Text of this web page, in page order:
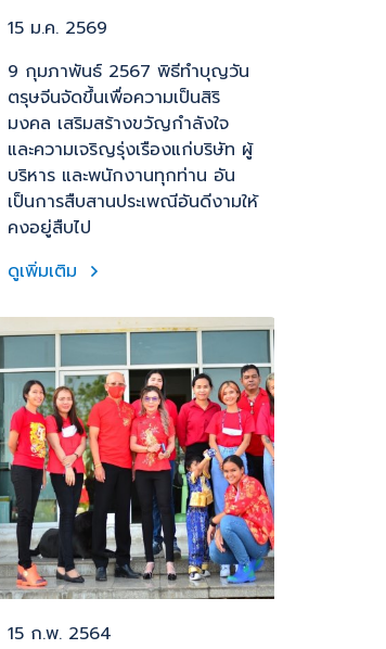
15 ม.ค. 2569
9 กุมภาพันธ์ 2567 พิธีทำบุญวัน
ตรุษจีนจัดขึ้นเพื่อความเป็นสิริ
มงคล เสริมสร้างขวัญกำลังใจ
และความเจริญรุ่งเรืองแก่บริษัท ผู้
บริหาร และพนักงานทุกท่าน อัน
เป็นการสืบสานประเพณีอันดีงามให้
คงอยู่สืบไป
ดูเพิ่มเติม
15 ก.พ. 2564